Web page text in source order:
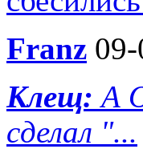
Franz
Клещ:А
сделал "...